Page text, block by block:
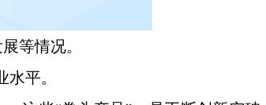
等情况。
平。